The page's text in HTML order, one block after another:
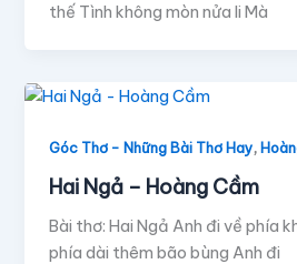
thế Tình không mòn nửa li Mà
Góc Thơ - Những Bài Thơ Hay,
Hai Ngả – Hoàng Cầm
Bài thơ: Hai Ngả Anh đi về phía
phía dài thêm bão bùng Anh đi